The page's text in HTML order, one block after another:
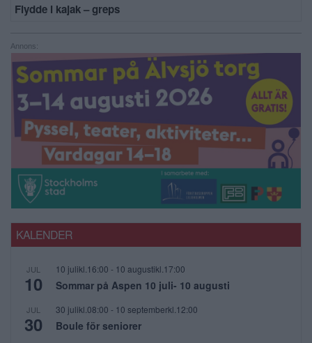
Flydde i kajak – greps
Annons:
KALENDER
JUL
10
10 julikl.16:00 - 10 augustikl.17:00
Sommar på Aspen 10 juli- 10 augusti
JUL
30
30 julikl.08:00 - 10 septemberkl.12:00
Boule för seniorer